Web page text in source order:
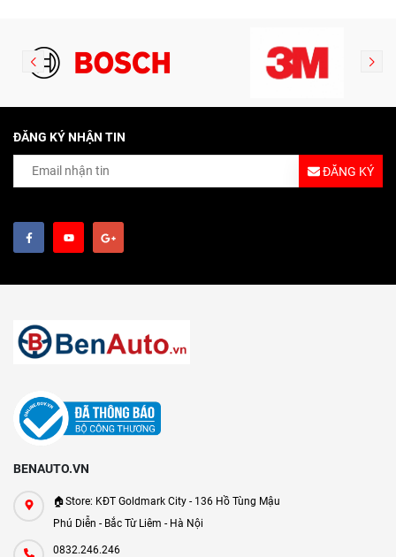
ĐĂNG KÝ NHẬN TIN
ĐĂNG KÝ
BENAUTO.VN
🏠Store: KĐT Goldmark City - 136 Hồ Tùng Mậu
Phú Diễn - Bắc Từ Liêm - Hà Nội
0832.246.246